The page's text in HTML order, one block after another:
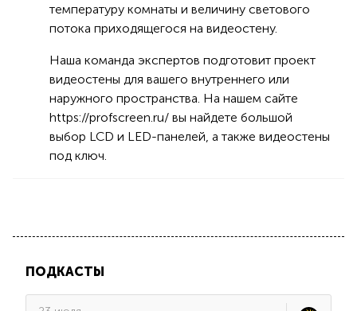
температуру комнаты и величину светового
потока приходящегося на видеостену.
Наша команда экспертов подготовит проект
видеостены для вашего внутреннего или
наружного пространства. На нашем сайте
https://profscreen.ru/ вы найдете большой
выбор LCD и LED-панелей, а также видеостены
под ключ.
ПОДКАСТЫ